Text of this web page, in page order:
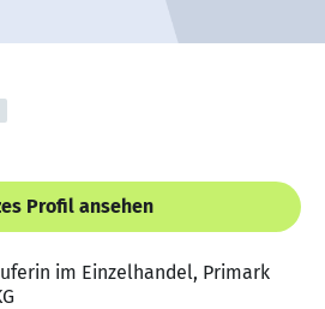
Profil ansehen
im Einzelhandel, Primark